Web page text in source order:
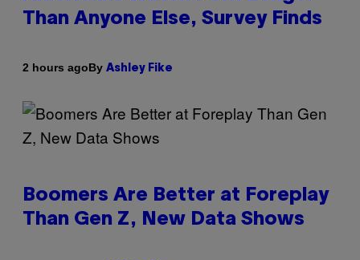
Than Anyone Else, Survey Finds
2 hours agoBy Ashley Fike
Boomers Are Better at Foreplay
Than Gen Z, New Data Shows